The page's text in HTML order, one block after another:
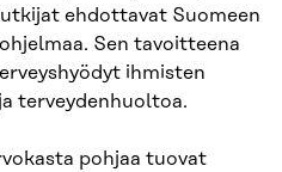
ehdottavat Suomeen
Sen tavoitteena
ihmisten
terveydenhuoltoa.
pohjaa tuovat